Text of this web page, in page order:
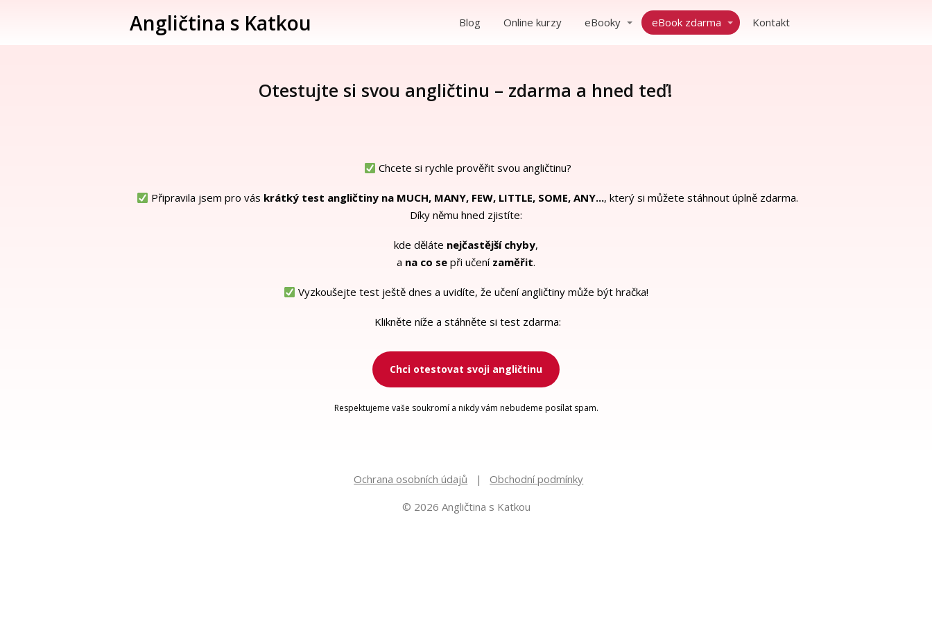
Angličtina s Katkou Blog Online kurzy eBooky eBook zdarma Kontakt
Otestujte si svou angličtinu – zdarma a hned teď!
Chcete si rychle prověřit svou angličtinu?
Připravila jsem pro vás krátký test angličtiny na MUCH, MANY, FEW, LITTLE, SOME, ANY..., který si můžete stáhnout úplně zdarma.
Díky němu hned zjistíte:
kde děláte nejčastější chyby,
a na co se při učení zaměřit.
Vyzkoušejte test ještě dnes a uvidíte, že učení angličtiny může být hračka!
Klikněte níže a stáhněte si test zdarma:
Chci otestovat svoji angličtinu
Respektujeme vaše soukromí a nikdy vám nebudeme posílat spam.
Ochrana osobních údajů
Obchodní podmínky
© 2026 Angličtina s Katkou